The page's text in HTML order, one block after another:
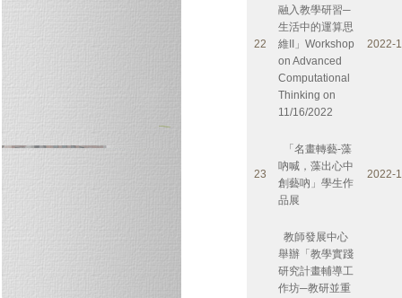
22
融入教學研習─
生活中的運算思
維II」Workshop
on Advanced
Computational
Thinking on
11/16/2022
2022-
23
「名畫轉藝-藻
吶喊，藻出心中
創藝吶」學生作
品展
2022-
教師發展中心
舉辦「教學實踐
研究計畫輔導工
作坊─教研並重